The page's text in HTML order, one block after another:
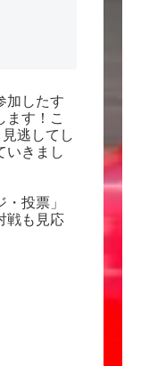
加したす
ます！こ
逃してし
いきまし
投票」
戦も見応